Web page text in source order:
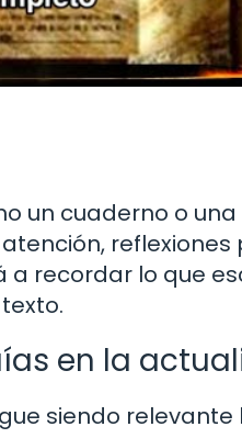
un cuaderno o
a recordar lo que
en la
siendo